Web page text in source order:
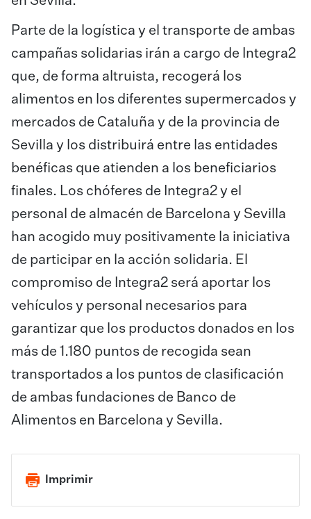
Parte de la logística y el transporte de ambas
campañas solidarias irán a cargo de Integra2
que, de forma altruista, recogerá los
alimentos en los diferentes supermercados y
mercados de Cataluña y de la provincia de
Sevilla y los distribuirá entre las entidades
benéficas que atienden a los beneficiarios
finales. Los chóferes de Integra2 y el
personal de almacén de Barcelona y Sevilla
han acogido muy positivamente la iniciativa
de participar en la acción solidaria. El
compromiso de Integra2 será aportar los
vehículos y personal necesarios para
garantizar que los productos donados en los
más de 1.180 puntos de recogida sean
transportados a los puntos de clasificación
de ambas fundaciones de Banco de
Alimentos en Barcelona y Sevilla.
Imprimir